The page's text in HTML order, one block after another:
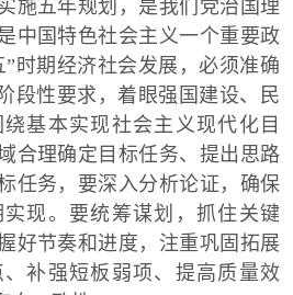
五年规划，是我们党治国理
中国特色社会主义一个重要政
时期经济社会发展，必须准确
段性要求，着眼强国建设、民
基本实现社会主义现代化目
合理确定目标任务、提出思路
任务，要深入分析论证，确保
现。要统筹谋划，抓住关键
好节奏和进度，注重巩固拓展
补强短板弱项、提高质量效